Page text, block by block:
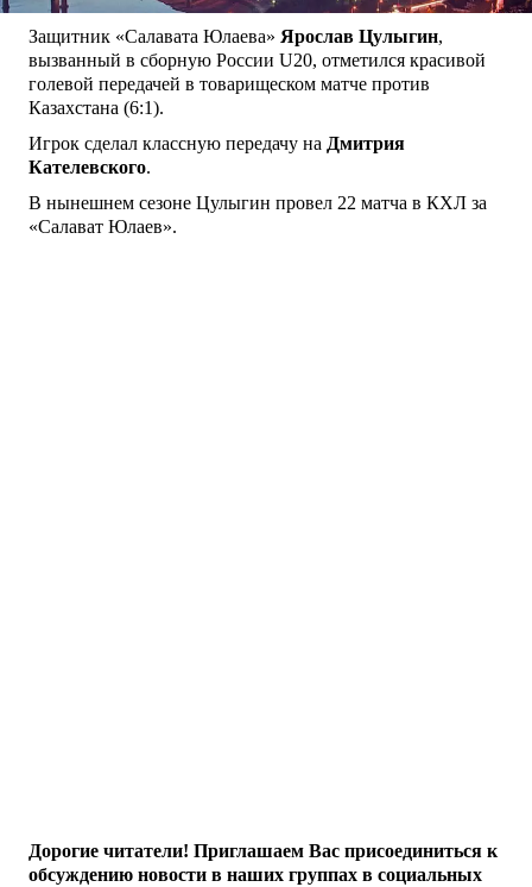
Защитник «Салавата Юлаева» Ярослав Цулыгин,
вызванный в сборную России U20, отметился красивой
голевой передачей в товарищеском матче против
Казахстана (6:1).
Игрок сделал классную передачу на Дмитрия
Кателевского.
В нынешнем сезоне Цулыгин провел 22 матча в КХЛ за
«Салават Юлаев».
Дорогие читатели! Приглашаем Вас присоединиться к
обсуждению новости в наших группах в социальных